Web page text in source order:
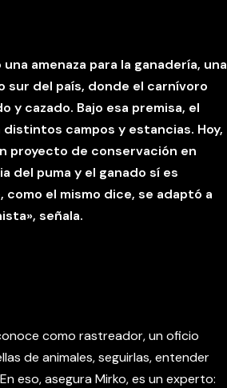
amenaza para la ganadería, una
del país, donde el carnívoro
cazado. Bajo esa premisa, el
campos y estancias. Hoy,
proyecto de conservación en
del puma y el ganado sí es
el mismo dice, se adaptó a
señala.
como rastreador, un oficio
de animales, seguirlas, entender
eso, asegura Mirko, es un experto: